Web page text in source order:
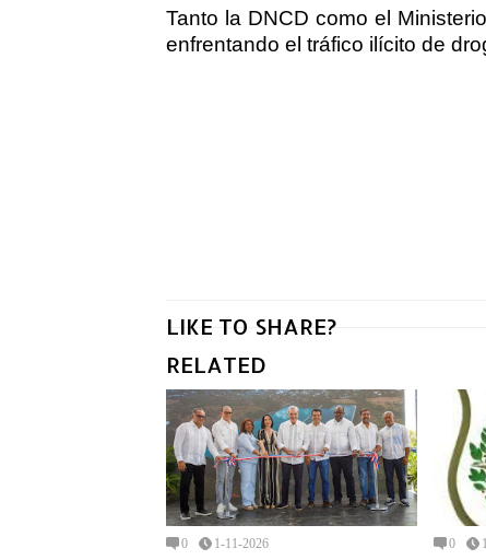
Tanto la DNCD como el
enfrentando el tráfico ilícito de
LIKE TO SHARE?
RELATED
0 1-11-2026 0